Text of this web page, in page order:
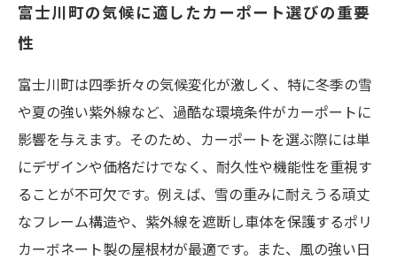
安心のカーライフを支えるカーポートメンテナ
富士川町の気候に適したカーポート選びの重要
性
富士川町は四季折々の気候変化が激しく、特に冬季の雪
や夏の強い紫外線など、過酷な環境条件がカーポートに
影響を与えます。そのため、カーポートを選ぶ際には単
にデザインや価格だけでなく、耐久性や機能性を重視す
ることが不可欠です。例えば、雪の重みに耐えうる頑丈
なフレーム構造や、紫外線を遮断し車体を保護するポリ
カーボネート製の屋根材が最適です。また、風の強い日